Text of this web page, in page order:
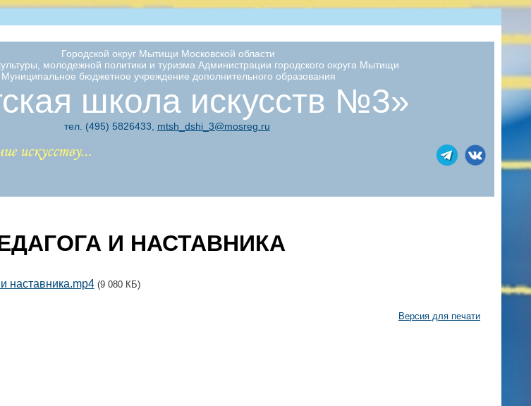
Городской округ Мытищи Московской области
молодежной политики и туризма Администрации городского округа Мытищи
Муниципальное бюджетное учреждение дополнительного образования
школа искусств №3»
тел. (495) 5826433, mtsh_dshi_3@mosreg.ru
И НАСТАВНИКА
наставника.mp4 (9 080 КБ)
Версия для печати